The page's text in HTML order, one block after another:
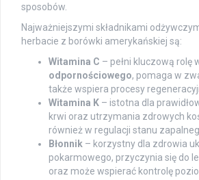
sposobów.
Najważniejszymi składnikami
herbacie z borówki amerykańskiej są:
Witamina C – pełni kluczową rolę
odpornościowego, pomaga w
także wspiera procesy
Witamina K – istotna dla
krwi oraz utrzymania zdrowych
również w regulacji stanu
Błonnik – korzystny dla zdrowia
pokarmowego, przyczynia się do
oraz może wspierać kontrolę